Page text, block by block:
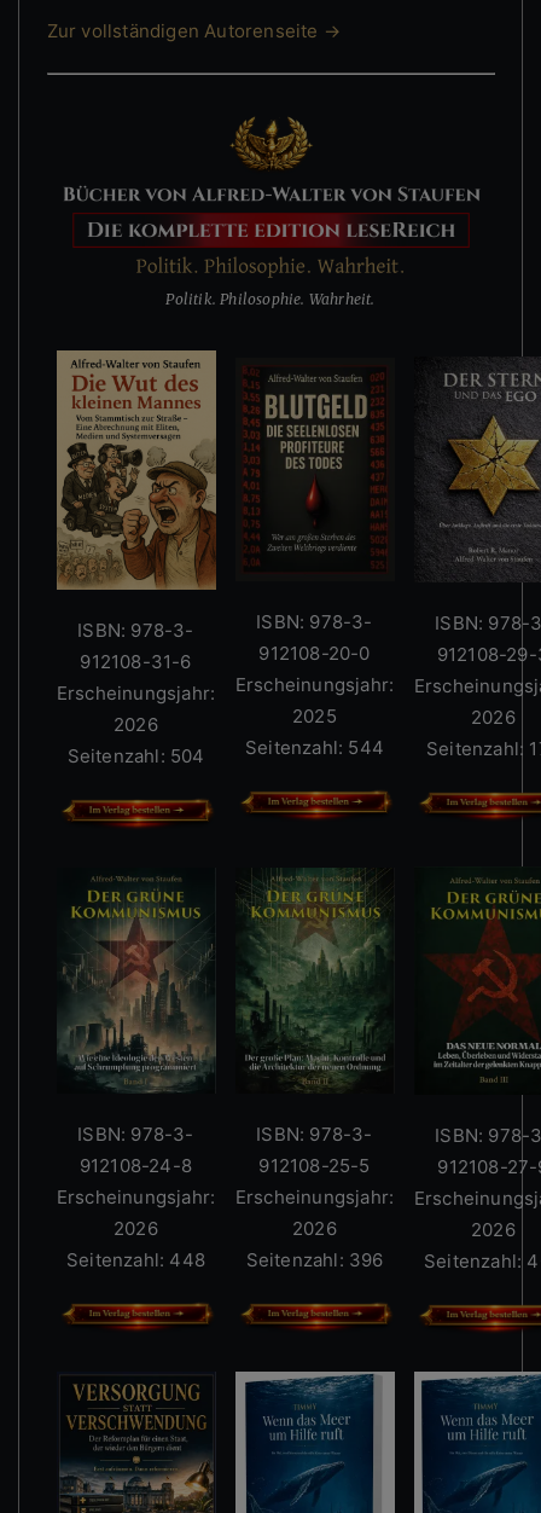
Zur vollständigen Autorenseite →
Politik. Philosophie. Wahrheit.
ISBN: 978-3-
912108-31-6
Erscheinungsjahr:
2026
Seitenzahl: 504
ISBN: 978-3-
912108-20-0
Erscheinungsjahr:
2025
Seitenzahl: 544
ISBN: 978-
912108-
2026
Seitenzahl:
ISBN: 978-3-
912108-24-8
Erscheinungsjahr:
2026
Seitenzahl: 448
ISBN: 978-3-
912108-25-5
Erscheinungsjahr:
2026
Seitenzahl: 396
ISBN: 978-
912108-
2026
Seitenzahl: